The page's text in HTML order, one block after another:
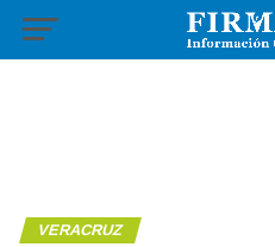
VERACRUZ